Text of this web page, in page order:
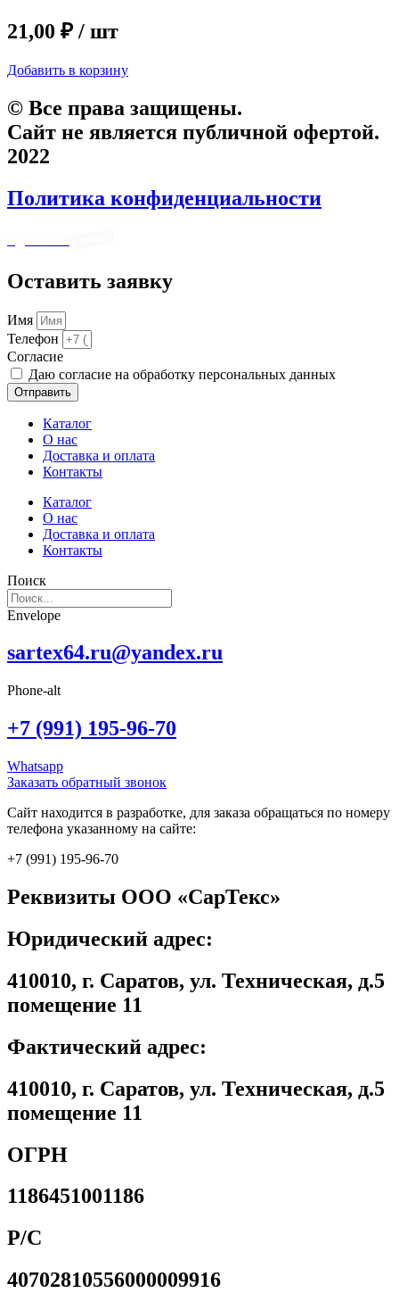
21,00 ₽ / шт
Добавить в корзину
© Все права защищены.
Сайт не является публичной офертой.
2022
Политика конфиденциальности
Оставить заявку
Имя
Телефон
Cогласие
Даю согласие на обработку персональных данных
Отправить
Каталог
О нас
Доставка и оплата
Контакты
Каталог
О нас
Доставка и оплата
Контакты
Поиск
Envelope
sartex64.ru@yandex.ru
Phone-alt
+7 (991) 195-96-70
Whatsapp
Заказать обратный звонок
Сайт находится в разработке, для заказа обращаться по номеру
телефона указанному на сайте:
+7 (991) 195-96-70
Реквизиты ООО «СарТекс»
Юридический адрес:
410010, г. Саратов, ул. Техническая, д.5
помещение 11
Фактический адрес:
410010, г. Саратов, ул. Техническая, д.5
помещение 11
ОГРН
1186451001186
Р/С
40702810556000009916